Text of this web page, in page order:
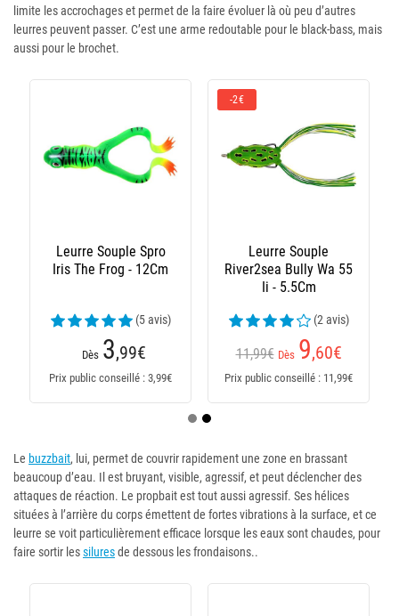
limite les accrochages et permet de la faire évoluer là où peu d’autres
leurres peuvent passer. C’est une arme redoutable pour le black-bass, mais
aussi pour le brochet.
Leurre Souple Spro
Iris The Frog - 12Cm
(5 avis)
Dès 3,99€
Prix public conseillé : 3,99€
-2€
Leurre Souple
River2sea Bully Wa 55
Ii - 5.5Cm
(2 avis)
11,99€ Dès 9,60€
Prix public conseillé : 11,99€
Le buzzbait, lui, permet de couvrir rapidement une zone en brassant
beaucoup d’eau. Il est bruyant, visible, agressif, et peut déclencher des
attaques de réaction. Le propbait est tout aussi agressif. Ses hélices
situées à l’arrière du corps émettent de fortes vibrations à la surface, et ce
leurre se voit particulièrement efficace lorsque les eaux sont chaudes, pour
faire sortir lessiluresde dessous les frondaisons..